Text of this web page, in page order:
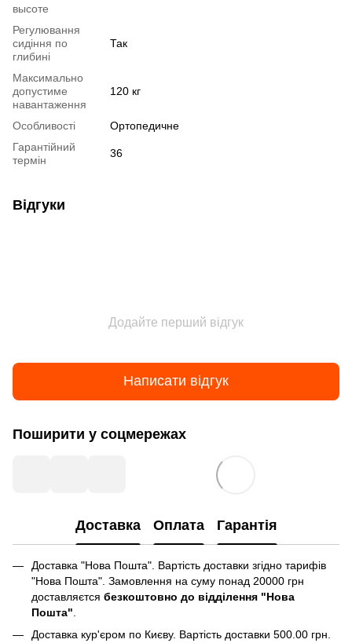
высоте
Регулювання
сидіння по
глибині
Так
Максимально
допустиме
навантаження
120 кг
Особливості
Ортопедичне
Гарантійний
термін
36
Відгуки
Додайте перший відгук
Написати відгук
Поширити у соцмережах
Доставка Оплата Гарантія
Доставка "Нова Пошта". Вартість доставки згідно тарифів
"Нова Пошта". Замовлення на суму понад 20000 грн
доставляєтся безкоштовно до відділення "Нова
Пошта"
Доставка кур'єром по Києву. Вартість доставки 500.00 грн.